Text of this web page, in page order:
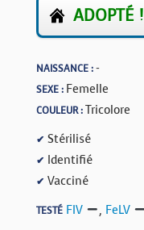
ADOPTÉ !
NAISSANCE :-
SEXE : Femelle
COULEUR :Tricolore
✔ Stérilisé
✔ Identifié
✔ Vacciné
TESTÉ FIV , FeLV